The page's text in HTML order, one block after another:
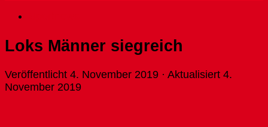
Loks Männer siegreich
Veröffentlicht 4. November 2019 · Aktualisiert 4.
November 2019